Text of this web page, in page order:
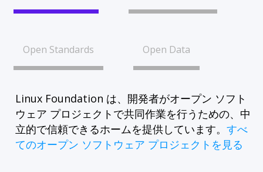
Open Standards Open Data
Linux Foundation は、開発者がオープン ソフト
ウェア プロジェクトで共同作業を行うための、中
立的で信頼できるホームを提供しています。 すべ
てのオープン ソフトウェア プロジェクトを見る